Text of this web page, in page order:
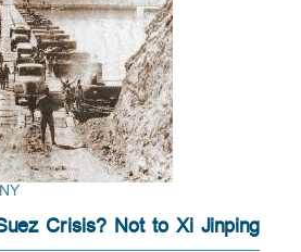
Crisis? Not to Xi Jinping